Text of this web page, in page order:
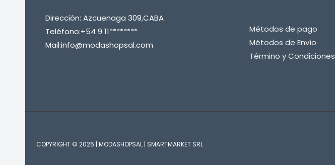
Dirección: Azcuenaga 309,CABA
Teléfono:+54 9 11********
Mail:info@modashopsal.com
Métodos de pago
Métodos de Envío
Término y Condiciones
COPYRIGHT © 2026 | MODASHOPSAL | SMARTMARKET SRL